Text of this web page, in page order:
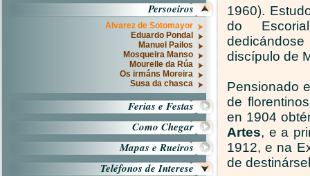
Persoeiros
Álvarez de Sotomayor
Eduardo Pondal
Manuel Pailos
Mosqueira Manso
Mourelle da Rúa
Os irmáns Moreira
Susa da chasca
Ferias e Festas
Como Chegar
Mapas e Rueiros
Teléfonos de Interese
1960).
do
discípulo de
Pensionado
de
en 1904
Artes, e a
1912, e na
de